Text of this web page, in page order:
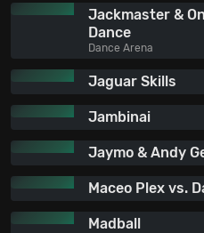
Jackmaster &
Dance
Dance Arena
Jaguar Skills
Jambinai
Jaymo & Andy
Maceo Plex vs.
Madball